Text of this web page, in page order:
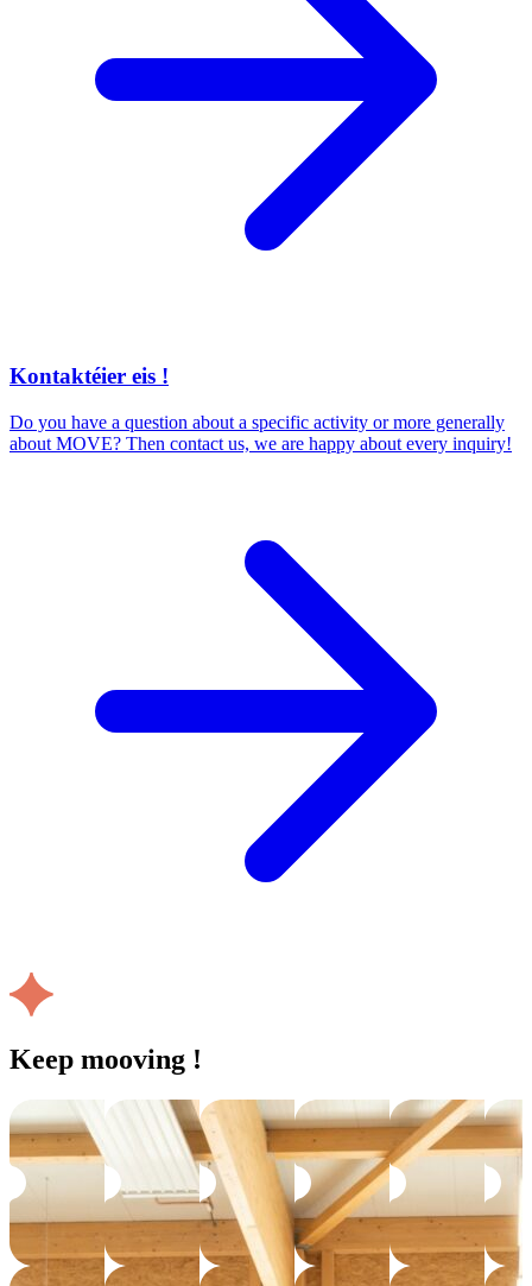
Kontaktéier eis !
Do you have a question about a specific activity or more generally
about MOVE? Then contact us, we are happy about every inquiry!
Keep mooving !